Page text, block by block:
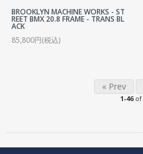
BROOKLYN MACHINE WORKS - ST
REET BMX 20.8 FRAME - TRANS BL
ACK
85,800円(税込)
« Prev
1-46of